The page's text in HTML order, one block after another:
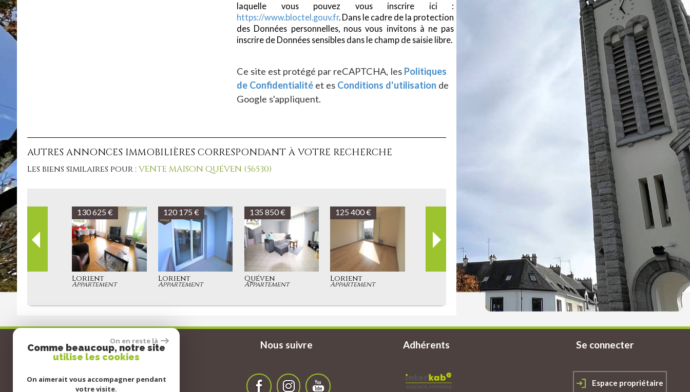
laquelle vous pouvez vous inscrire ici :
https://www.bloctel.gouv.fr. Dans le cadre de la protection
des Données personnelles, nous vous invitons à ne pas
inscrire de Données sensibles dans le champ de saisie libre.
Ce site est protégé par reCAPTCHA, les Politiques
de Confidentialité et es Conditions d'utilisation de
Google s'appliquent.
AUTRES ANNONCES IMMOBILIÈRES CORRESPONDANT À VOTRE RECHERCHE
Les biens similaires pour : VENTE MAISON QUÉVEN (56530)
130 625 €
Lorient
Appartement
120 175 €
Lorient
Appartement
135 850 €
Quéven
Appartement
125 400 €
Lorient
Appartement
Guidel
Terrain
114 950 €
Guidel
Terrain
125 400
Caudan
06 62 19 97 28
E-mail :contact@aetcimmo.fr
Nous suivre Adhérents Se connecter
Espace propriétaire
On en reste là
Comme beaucoup, notre site
utilise les cookies
On aimerait vous accompagner pendant
votre visite.